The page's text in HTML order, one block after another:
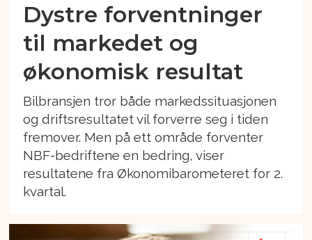
Dystre forventninger
til markedet og
økonomisk resultat
Bilbransjen tror både markedssituasjonen
og driftsresultatet vil forverre seg i tiden
fremover. Men på ett område forventer
NBF-bedriftene en bedring, viser
resultatene fra Økonomibarometeret for 2.
kvartal.